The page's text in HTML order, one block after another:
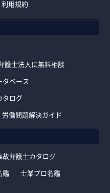
利用規約
護士法人に無料相談
タベース
タログ
労働問題解決ガイド
故弁護士カタログ
鑑 士業プロ名鑑